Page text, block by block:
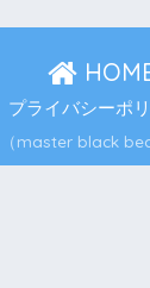
プライバシーポ
master black